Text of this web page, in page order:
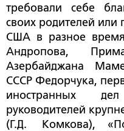
требовали себе
своих родителей или
США в разное
Андропова,
Азербайджана
СССР Федорчука,
иностранных
руководителей
(Г.Д. Комкова),